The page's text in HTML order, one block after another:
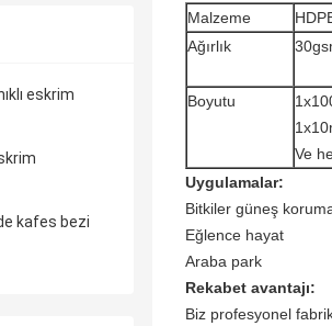
eskrim
kafes bezi
Malzeme
Ağırlık
Boyutu
Ve
Uygulamalar:
Bitkiler güneş
Eğlence hayat
Araba park
Rekabet avantajı:
Biz profesyonel